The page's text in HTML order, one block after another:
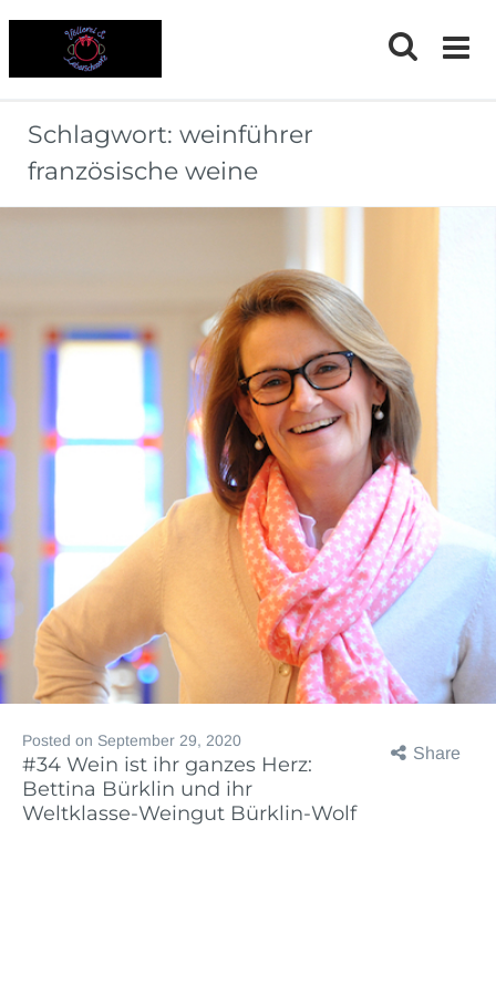
Schlagwort: weinführer
französische weine
Share
Posted on September 29, 2020
#34 Wein ist ihr ganzes Herz:
Bettina Bürklin und ihr
Weltklasse-Weingut Bürklin-Wolf